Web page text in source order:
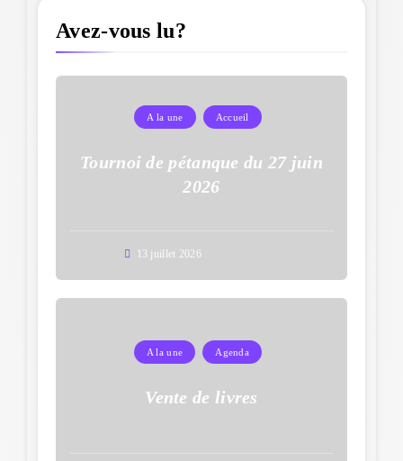
Avez-vous lu?
A la une Accueil
Tournoi de pétanque du 27 juin
2026
13 juillet 2026
A la une Agenda
Vente de livres